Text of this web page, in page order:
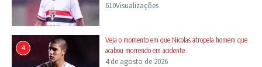
610Visualizações
4
Veja o momento em que Nicolas atropela homem que
acabou morrendo em acidente
4 de agosto de 2026